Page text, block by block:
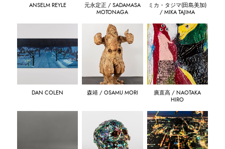
ANSELM REYLE
元永定正 / SADAMASA
MOTONAGA
ミカ・タジマ(田島美加)
/ MIKA TAJIMA
DAN COLEN 森靖 / OSAMU MORI
廣直高 / NAOTAKA
HIRO